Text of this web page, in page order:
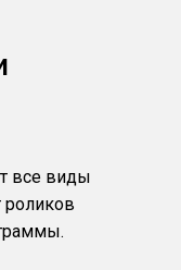
все виды
роликов